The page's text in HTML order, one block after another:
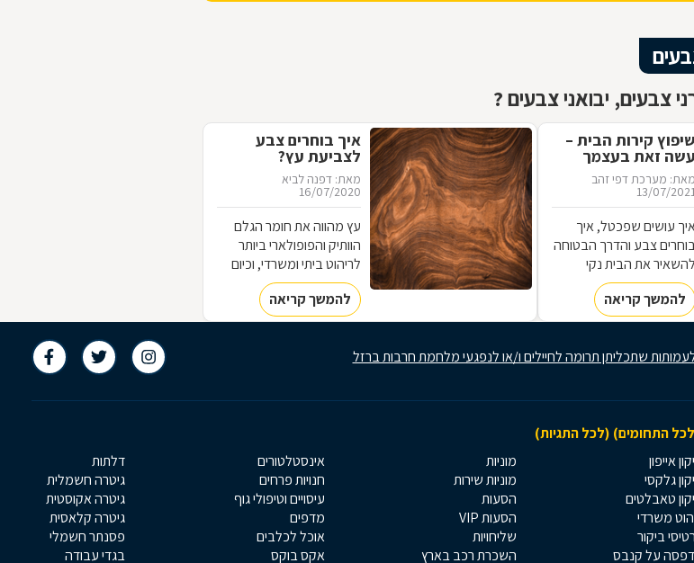
צבעים, יבואני צבעים ?
שיפוץ קירות הבית –
עשה זאת בעצמך
מאת: מערכת דפי זהב
13/07/
עושים שפכטל, איך
צבע והדרך הבטוחה
להשאיר את הבית נקי
במהלך תהליך הצביעה.
לסיוד ביתי
להמשך קריאה
איך בוחרים צבע
לצביעת עץ?
מאת: דפנה לביא
16/07/2020
עץ מהווה את חומר הגלם
הוותיק והפופולארי ביותר
לריהוט ביתי ומשרדי, וכיום
ניתן למצוא אוצרות יד שנייה
העשויים מעץ איכותי. אנשים
רבים בוחרים להעניק לריהוט
לרכוש רהיטים חדשים, וניתן
צבע לצביעת עץ. כל הסודות
להמשך קריאה
שתכליתן תרומה לחיילים ו/או לנפגעי מלחמת חרבות ברזל
התחומים) (לכל התגיות)
אייפון
גלקסי
טאבלטים
משרדי
ביקור
על קנבס
מוניות
מוניות שירות
הסעות
הסעות VIP
שליחויות
השכרת רכב בארץ
אינסטלטורים
חנויות פרחים
עיסויים וטיפולי גוף
מדפים
אוכל לכלבים
אקס בוקס
דלתות
גיטרה חשמלית
גיטרה אקוסטית
גיטרה קלאסית
פסנתר חשמלי
בגדי עבודה